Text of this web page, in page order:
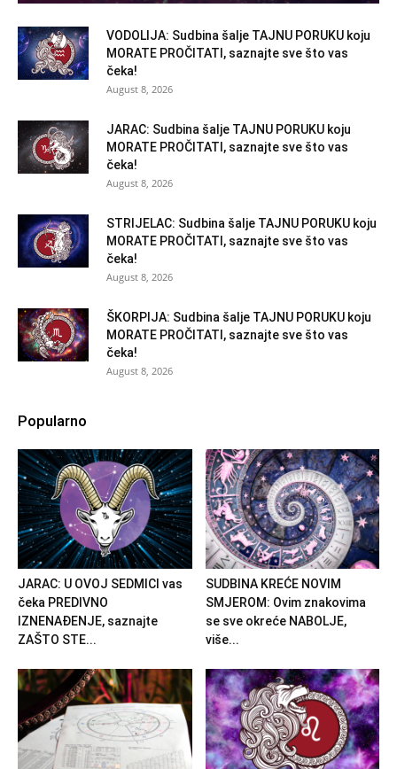
VODOLIJA: Sudbina šalje TAJNU PORUKU koju
MORATE PROČITATI, saznajte sve što vas
čeka!
August 8, 2026
JARAC: Sudbina šalje TAJNU PORUKU koju
MORATE PROČITATI, saznajte sve što vas
čeka!
August 8, 2026
STRIJELAC: Sudbina šalje TAJNU PORUKU koju
MORATE PROČITATI, saznajte sve što vas
čeka!
August 8, 2026
ŠKORPIJA: Sudbina šalje TAJNU PORUKU koju
MORATE PROČITATI, saznajte sve što vas
čeka!
August 8, 2026
Popularno
JARAC: U OVOJ SEDMICI vas
čeka PREDIVNO
IZNENAĐENJE, saznajte
ZAŠTO STE...
SUDBINA KREĆE NOVIM
SMJEROM: Ovim znakovima
se sve okreće NABOLJE,
više...